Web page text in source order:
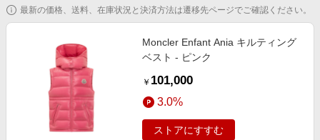
家電・PC・スマホ・カメラ
スポーツ・アウトドア・ゴルフ
インテリア・寝具
ペット・花・DIY・車
電子書籍特集
楽天サービス特集
旅行特集
わくわく夏特集
とことん買い物チャレンジ
最新の価格、送料、在庫状況と決済方法は遷移先ページでご確認ください。
Moncler Enfant Ania キルティング
ベスト - ピンク
￥ 101,000
3.0%
ストアにすすむ